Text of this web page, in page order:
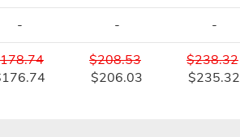
- - -
$208.53
$206.03
$238.32
$235.32